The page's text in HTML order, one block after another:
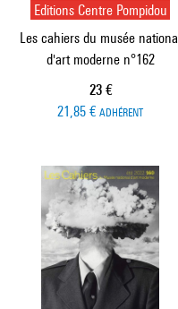
Editions Centre Pompidou
Les cahiers du musée national
d'art moderne n°162
Prix ​​actuel
23 €
21,85 € ADHÉRENT